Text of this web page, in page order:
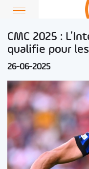
CMC 2025 :
qualifie pour
26-06-2025